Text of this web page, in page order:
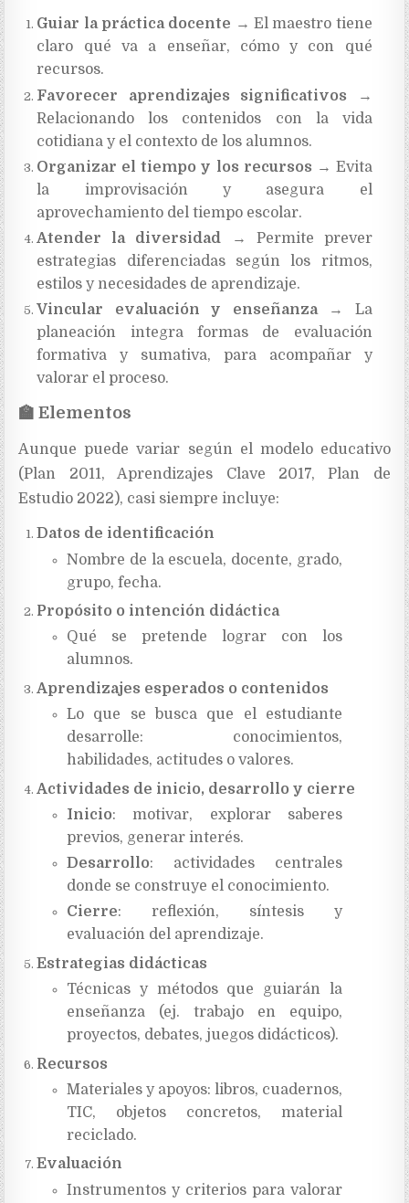
Guiar la práctica docente → El maestro tiene
claro qué va a enseñar, cómo y con qué
recursos.
Favorecer aprendizajes significativos →
Relacionando los contenidos con la vida
cotidiana y el contexto de los alumnos.
Organizar el tiempo y los recursos → Evita
la improvisación y asegura el
aprovechamiento del tiempo escolar.
Atender la diversidad → Permite prever
estrategias diferenciadas según los ritmos,
estilos y necesidades de aprendizaje.
Vincular evaluación y enseñanza→ La
planeación integra formas de evaluación
formativa y sumativa, para acompañar y
valorar el proceso.
🏫 Elementos
Aunque puede variar según el modelo educativo
(Plan 2011, Aprendizajes Clave 2017, Plan de
Estudio 2022), casi siempre incluye:
Datos de identificación
Nombre de la escuela, docente, grado,
grupo, fecha.
Propósito o intención didáctica
Qué se pretende lograr con los
alumnos.
Aprendizajes esperados o contenidos
Lo que se busca que el estudiante
desarrolle: conocimientos,
habilidades, actitudes o valores.
Actividades de inicio, desarrollo y cierre
Inicio: motivar, explorar saberes
previos, generar interés.
Desarrollo: actividades centrales
donde se construye el conocimiento.
Cierre: reflexión, síntesis y
evaluación del aprendizaje.
Estrategias didácticas
Técnicas y métodos que guiarán la
enseñanza (ej. trabajo en equipo,
proyectos, debates, juegos didácticos).
Recursos
Materiales y apoyos: libros, cuadernos,
TIC, objetos concretos, material
reciclado.
Evaluación
Instrumentos y criterios para valorar